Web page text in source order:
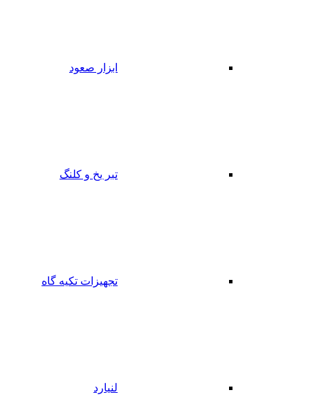
ابزار صعود
تبر یخ و کلنگ
تجهیزات تکیه گاه
لنیارد